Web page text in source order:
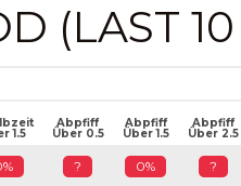
(LAST
1.5
Abpfiff
Über 0.5
Abpfiff
Über 1.5
Abpfiff
Über 2.5
? 0% ?